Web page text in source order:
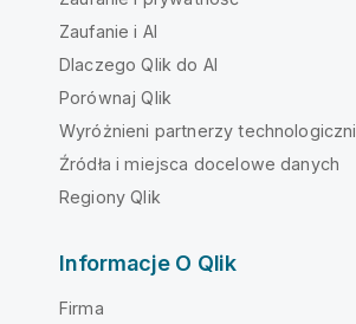
Zaufanie i AI
Dlaczego Qlik do AI
Porównaj Qlik
Wyróżnieni partnerzy technologiczni
Źródła i miejsca docelowe danych
Regiony Qlik
Informacje O Qlik
Firma